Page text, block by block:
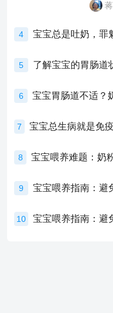
4 宝宝总是吐奶，罪
5 了解宝宝的胃肠道
6
7
8
9 宝宝喂养指南：避
10 宝宝喂养指南：避